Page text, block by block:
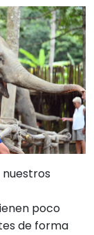
poco
de forma